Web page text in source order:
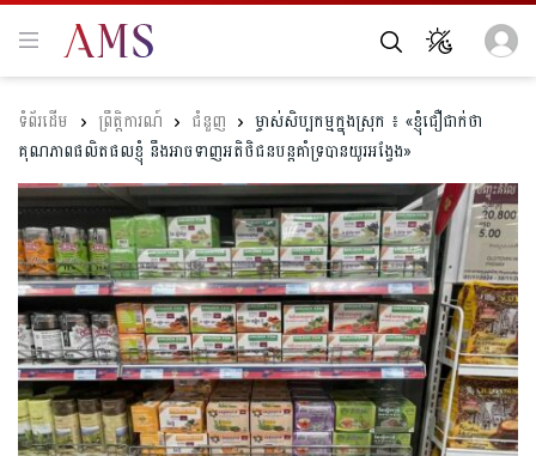
ព្រឹត្តិការណ៍ ជំនួញ
ម្ចាស់សិប្បកម្មក្នុងស្រុក ៖ «ខ្ញុំជឿជាក់ថា
គុណភាពផលិតផលខ្ញុំ នឹងអាចទាញអតិថិជនបន្តគាំទ្របានយូរអង្វែង»